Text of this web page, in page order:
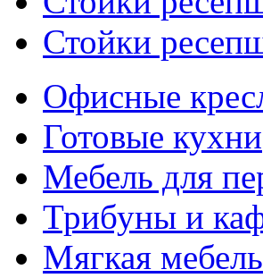
Стойки
Офисные
Готовые кухни
Мебель для
Трибуны и
Мягкая мебель